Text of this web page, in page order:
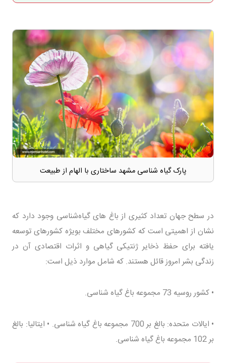
پارک گیاه شناسی مشهد ساختاری با الهام از طبیعت
در سطح جهان تعداد کثیری از باغ های گیاه‌شناسی وجود دارد که
نشان از اهمیتی است که کشورهای مختلف بویژه کشورهای توسعه
یافته برای حفظ ذخایر ژنتیکی گیاهی و اثرات اقتصادی آن در
زندگی بشر امروز قائل هستند. که شامل موارد ذیل است:
• کشور روسیه 73 مجموعه باغ گیاه شناسی.
• ایالات متحده: بالغ بر 700 مجموعه باغ گیاه شناسی. • ایتالیا: بالغ
بر 102 مجموعه باغ گیاه شناسی.